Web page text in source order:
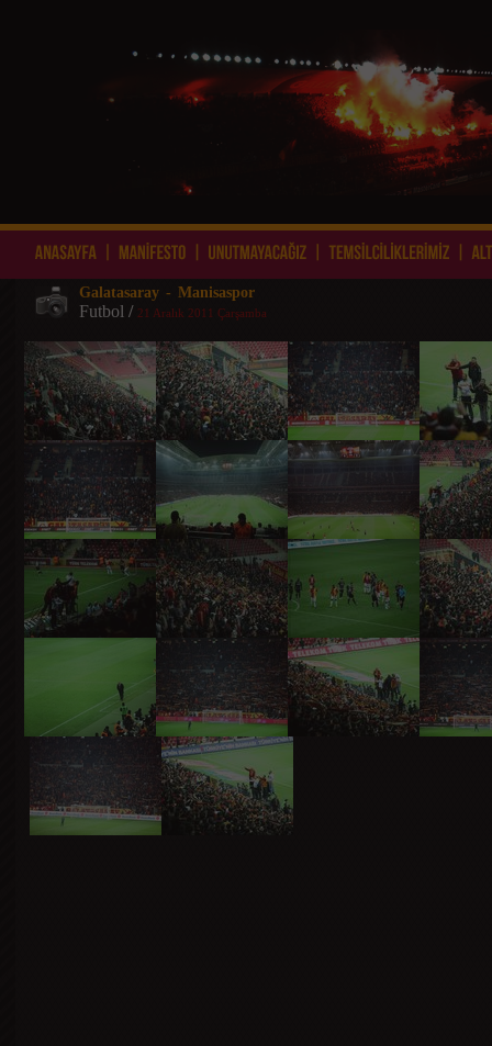
Galatasaray - Manisaspor
Futbol / 21 Aralık 2011 Çarşamba